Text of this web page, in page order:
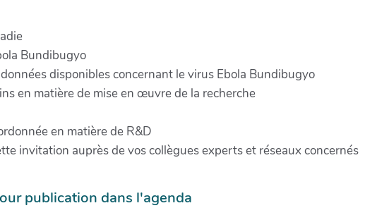
Bundibugyo
disponibles concernant le virus Ebola Bundibugyo
en matière de mise en œuvre de la recherche
en matière de R&D
invitation auprès de vos collègues experts et réseaux concernés
publication dans l'agenda